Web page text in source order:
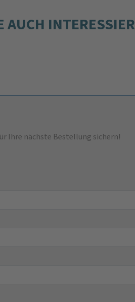
AUCH
Ihre nächste Bestellung sichern!